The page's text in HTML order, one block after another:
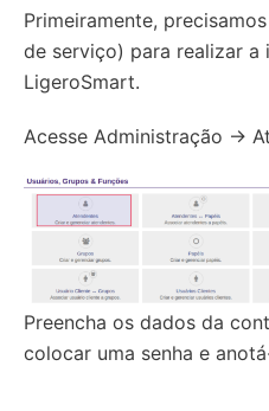
Primeiramente,
de serviço) para realizar
LigeroSmart.
Acesse Administração ->
Preencha os dados da
colocar uma senha e